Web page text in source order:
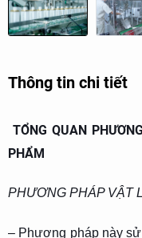
Thông tin chi tiết
TỔNG QUAN
PHẨM
PHƯƠNG PHÁP VẬT
– Phương pháp này